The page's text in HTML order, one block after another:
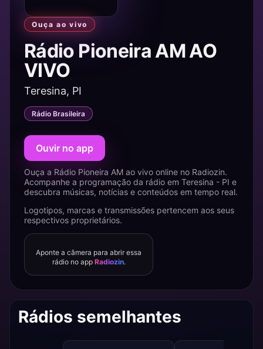
Ouça ao vivo
Rádio Pioneira AM AO
VIVO
Teresina, PI
Rádio Brasileira
Ouvir no app
Ouça a Rádio Pioneira AM ao vivo online no Radiozin.
Acompanhe a programação da rádio em Teresina - PI e
descubra músicas, notícias e conteúdos em tempo real.
Logotipos, marcas e transmissões pertencem aos seus
respectivos proprietários.
Aponte a câmera para abrir essa
rádio no app Radiozin.
Rádios semelhantes